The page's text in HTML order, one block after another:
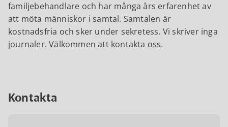
familjebehandlare och har många års erfarenhet av
att möta människor i samtal. Samtalen är
kostnadsfria och sker under sekretess. Vi skriver inga
journaler. Välkommen att kontakta oss.
Kontakta